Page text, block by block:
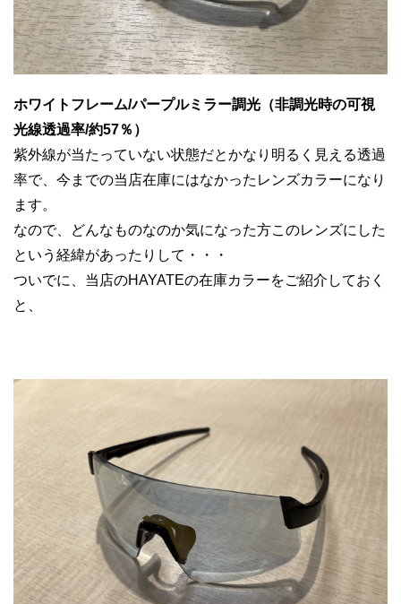
ホワイトフレーム/パープルミラー調光（非調光時の可視
光線透過率/約57％）
紫外線が当たっていない状態だとかなり明るく見える透過
率で、今までの当店在庫にはなかったレンズカラーになり
ます。
なので、どんなものなのか気になった方このレンズにした
という経緯があったりして・・・
ついでに、当店のHAYATEの在庫カラーをご紹介しておく
と、